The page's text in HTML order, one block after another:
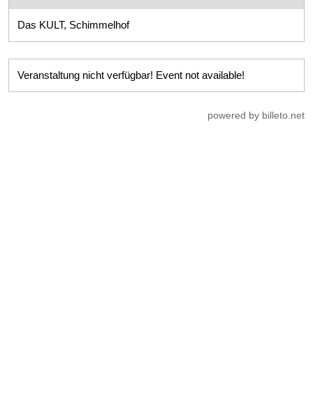
Das KULT, Schimmelhof
Veranstaltung nicht verfügbar! Event not available!
powered by billeto.net